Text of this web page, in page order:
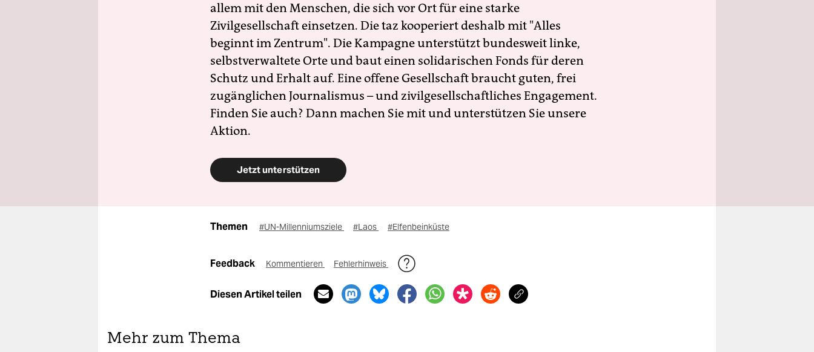
allem mit den Menschen, die sich vor Ort für eine starke
Zivilgesellschaft einsetzen. Die taz kooperiert deshalb mit "Alles
beginnt im Zentrum". Die Kampagne unterstützt bundesweit linke,
selbstverwaltete Orte und baut einen solidarischen Fonds für deren
Schutz und Erhalt auf. Eine offene Gesellschaft braucht guten, frei
zugänglichen Journalismus – und zivilgesellschaftliches Engagement.
Finden Sie auch? Dann machen Sie mit und unterstützen Sie unsere
Aktion.
Jetzt unterstützen
Themen #UN-Millenniumsziele #Laos #Elfenbeinküste
Feedback Kommentieren Fehlerhinweis
Diesen Artikel teilen
Mehr zum Thema